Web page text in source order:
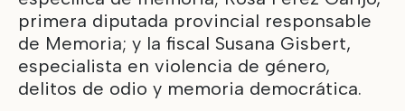
primera diputada provincial responsable
de Memoria; y la fiscal Susana Gisbert,
especialista en violencia de género,
delitos de odio y memoria democrática.